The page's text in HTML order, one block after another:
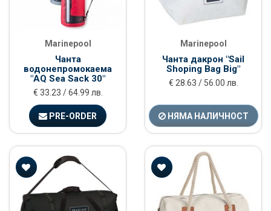
Marinepool
Чанта
водонепромокаема
"AQ Sea Sack 30"
€ 33.23 / 64.99 лв.
PRE-ORDER
Marinepool
Чанта дакрон "Sail
Shoping Bag Big"
€ 28.63 / 56.00 лв.
НЯМА НАЛИЧНОСТ